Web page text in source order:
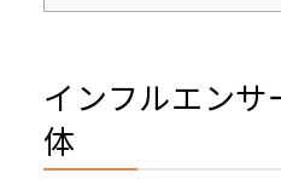
インフルエン
体